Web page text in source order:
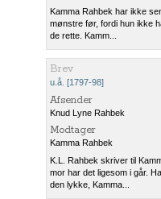
Kamma Rahbek har ikke
mønstre før, fordi hun ikke
de rette. Kamm...
Brev
u.å. [1797-98]
Afsender
Knud Lyne Rahbek
Modtager
Kamma Rahbek
K.L. Rahbek skriver til
mor har det ligesom i går.
den lykke, Kamma...